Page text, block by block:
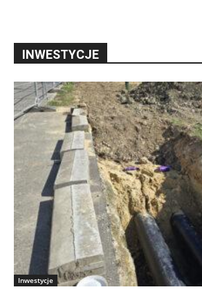
INWESTYCJE
Inwestycje